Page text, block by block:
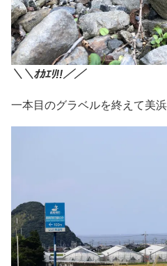
＼＼ｵｶｴﾘ!!／／
一本目のグラベルを終えて美